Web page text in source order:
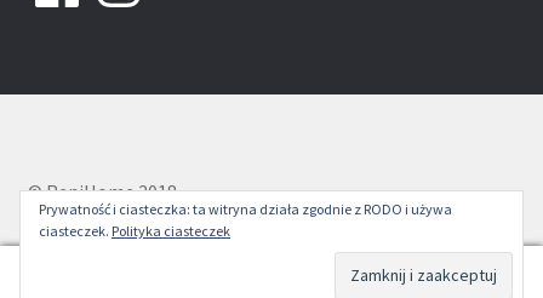
© ReniHome 2018
0
Prywatność i ciasteczka: ta witryna działa zgodnie z RODO i używa
ciasteczek. Polityka ciasteczek